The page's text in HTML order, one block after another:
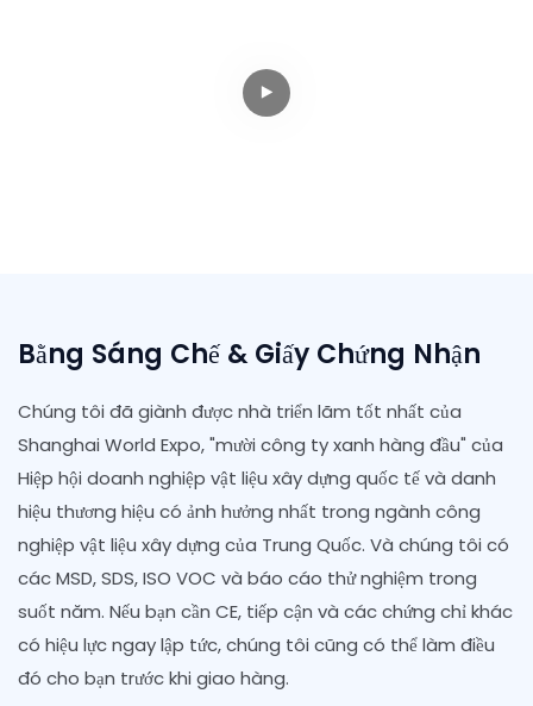
Bằng Sáng Chế & Giấy Chứng Nhận
Chúng tôi đã giành được nhà triển lãm tốt nhất của
Shanghai World Expo, "mười công ty xanh hàng đầu" của
Hiệp hội doanh nghiệp vật liệu xây dựng quốc tế và danh
hiệu thương hiệu có ảnh hưởng nhất trong ngành công
nghiệp vật liệu xây dựng của Trung Quốc. Và chúng tôi có
các MSD, SDS, ISO VOC và báo cáo thử nghiệm trong
suốt năm. Nếu bạn cần CE, tiếp cận và các chứng chỉ khác
có hiệu lực ngay lập tức, chúng tôi cũng có thể làm điều
đó cho bạn trước khi giao hàng.